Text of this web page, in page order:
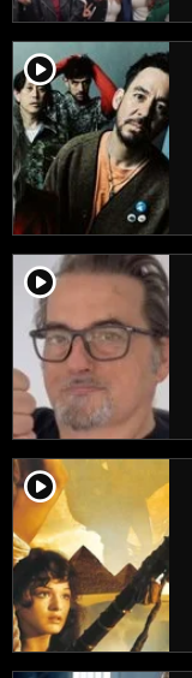
player2
player2
player2